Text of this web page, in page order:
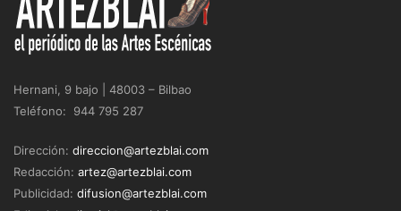
Hernani, 9 bajo | 48003 – Bilbao
Teléfono: 944 795 287
Dirección: direccion@artezblai.com
Redacción: artez@artezblai.com
Publicidad: difusion@artezblai.com